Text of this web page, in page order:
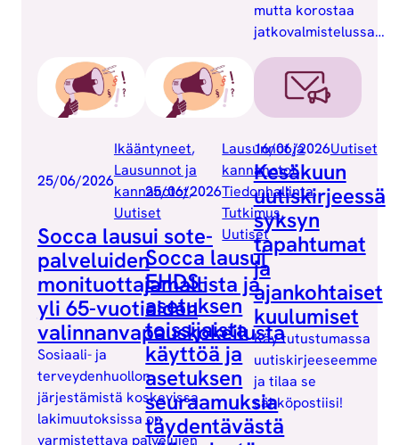
mutta korostaa
jatkovalmistelussa…
25/06/2026
Ikääntyneet ,
Lausunnot ja
kannanotot,
Uutiset
Socca lausui sote-
palveluiden
monituottajamallista ja
yli 65-vuotiaiden
valinnanvapauskokeilusta
Sosiaali- ja
terveydenhuollon
järjestämistä koskevissa
lakimuutoksissa on
varmistettava palvelujen
25/06/2026
Lausunnot ja
kannanotot ,
Tiedonhallinta ,
Tutkimus,
Uutiset
Socca lausui
EHDS-
asetuksen
toissijaista
käyttöä ja
asetuksen
seuraamuksia
täydentävästä
16/06/2026Uutiset
Kesäkuun
uutiskirjeessä
syksyn
tapahtumat
ja
ajankohtaiset
kuulumiset
Käy tutustumassa
uutiskirjeeseemme
ja tilaa se
sähköpostiisi!